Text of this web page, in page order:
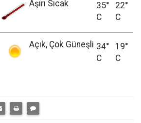
Aşırı Sıcak
35°
C
22°
C
Açık, Çok Güneşli 34°
C
19°
C